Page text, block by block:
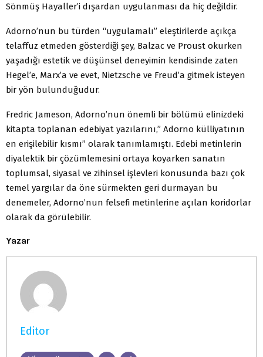
Sönmüş Hayaller’i dışardan uygulanması da hiç değildir.
Adorno’nun bu türden “uygulamalı” eleştirilerde açıkça
telaffuz etmeden gösterdiği şey, Balzac ve Proust okurken
yaşadığı estetik ve düşünsel deneyimin kendisinde zaten
Hegel’e, Marx’a ve evet, Nietzsche ve Freud’a gitmek isteyen
bir yön bulunduğudur.
Fredric Jameson, Adorno’nun önemli bir bölümü elinizdeki
kitapta toplanan edebiyat yazılarını,” Adorno külliyatının
en erişilebilir kısmı” olarak tanımlamıştı. Edebi metinlerin
diyalektik bir çözümlemesini ortaya koyarken sanatın
toplumsal, siyasal ve zihinsel işlevleri konusunda bazı çok
temel yargılar da öne sürmekten geri durmayan bu
denemeler, Adorno’nun felsefi metinlerine açılan koridorlar
olarak da görülebilir.
Yazar
Editor